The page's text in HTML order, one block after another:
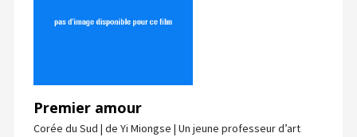
Premier amour
Corée du Sud | de Yi Miongse | Un jeune professeur d’art